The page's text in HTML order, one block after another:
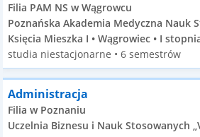
Filia PAM NS w Wągrowcu
Poznańska Akademia Medyczna Nauk
Księcia Mieszka I • Wągrowiec • I
studia niestacjonarne • 6 semestrów
Administracja
Filia w Poznaniu
Uczelnia Biznesu i Nauk Stosowanych